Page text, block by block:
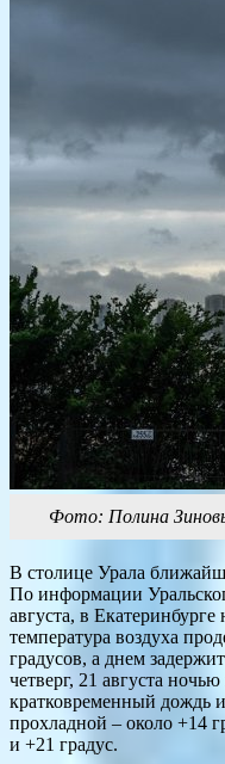
Фото: Полина
В столице Урала
По информации
августа, в
температура воздуха
градусов, а днем
четверг, 21 августа
кратковременный дождь и
прохладной – около +14
и +21 градус.